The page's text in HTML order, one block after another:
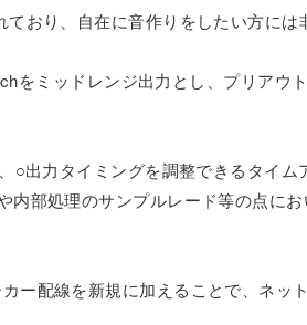
おり、自在に音作りをしたい方には
をミッドレンジ出力とし、プリアウ
○出力タイミングを調整できるタイム
内部処理のサンプルレード等の点に
ー配線を新規に加えることで、ネッ